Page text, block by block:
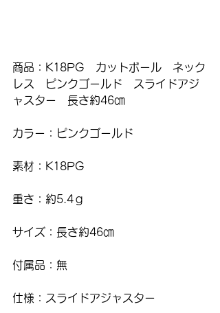
商品：K18PG　カットボール　ネック
レス　ピンクゴールド　スライドアジ
ャスター　長さ約46㎝
カラー：ピンクゴールド
素材：K18PG
重さ：約5.4ｇ
サイズ：長さ約46㎝
付属品：無
仕様：スライドアジャスター